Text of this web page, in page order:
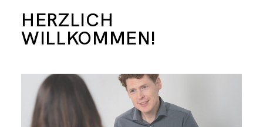
SUPERVISION UND COACHING
SEMINAR UND VORTRAG
HERZLICH
WILLKOMMEN!